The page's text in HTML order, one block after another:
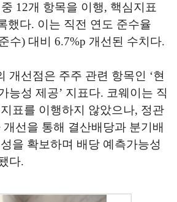
12개 항목을 이행, 핵심지표
했다. 이는 직전 연도 준수율
수) 대비 6.7%p 개선된 수치다.
개선점은 주주 관련 항목인 ‘현
능성 제공’ 지표다. 코웨이는 직
표를 이행하지 않았으나, 정관
선을 통해 결산배당과 분기배
을 확보하며 배당 예측가능성
다.